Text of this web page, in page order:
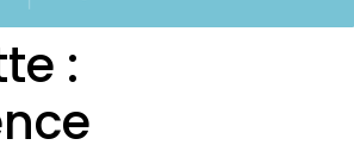
: